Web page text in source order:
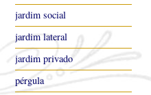
jardim social
jardim lateral
jardim privado
pérgula